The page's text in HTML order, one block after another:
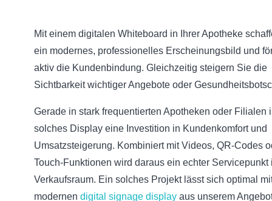
Mit einem digitalen Whiteboard in Ihrer Apotheke
ein modernes, professionelles Erscheinungsbild und
aktiv die Kundenbindung. Gleichzeitig steigern Sie die
Sichtbarkeit wichtiger Angebote oder
Gerade in stark frequentierten Apotheken oder Filialen
solches Display eine Investition in Kundenkomfort und
Umsatzsteigerung. Kombiniert mit Videos, QR-Codes
Touch-Funktionen wird daraus ein echter Servicepunkt
Verkaufsraum. Ein solches Projekt lässt sich optimal
modernen digital signage display aus unserem